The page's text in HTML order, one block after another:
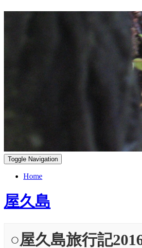
Toggle Navigation
Home
屋久島
○屋久島旅行記